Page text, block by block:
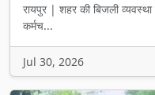
रायपुर | शहर की बिजली
कर्मच...
Jul 30, 2026